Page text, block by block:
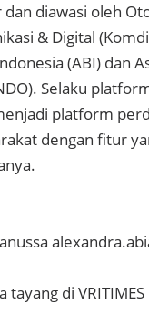
diawasi oleh
& Digital
(ABI) dan
Selaku
platform
dengan fitur
tayang di VRITIMES